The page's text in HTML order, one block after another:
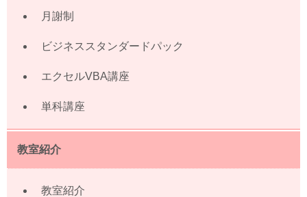
月謝制
ビジネススタンダードパック
エクセルVBA講座
単科講座
教室紹介
教室紹介